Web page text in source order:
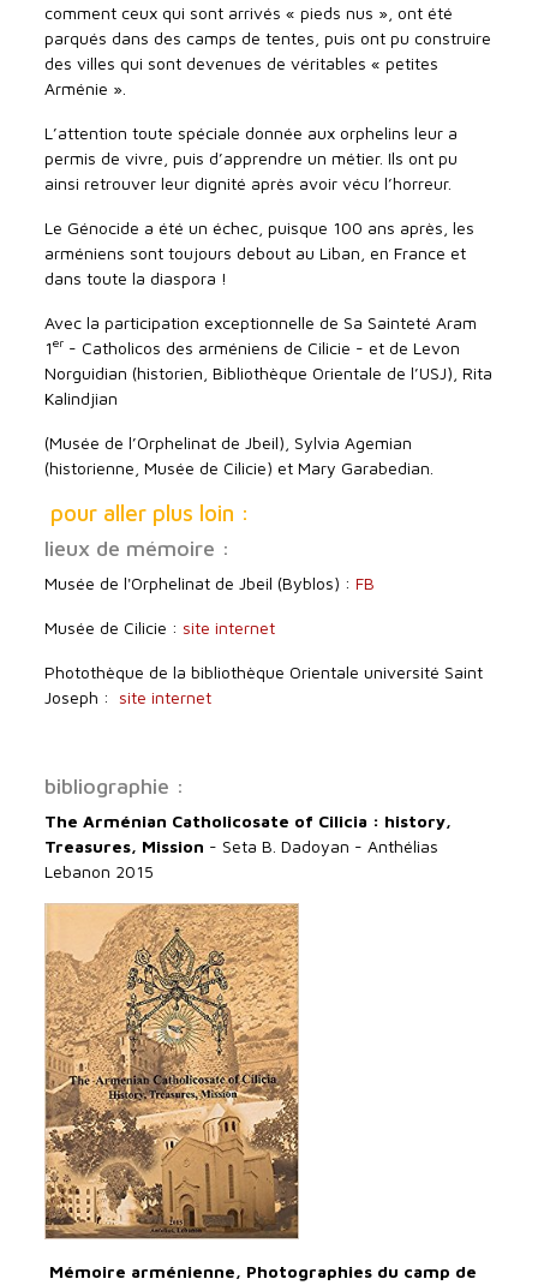
comment ceux qui sont arrivés « pieds nus », ont été
parqués dans des camps de tentes, puis ont pu construire
des villes qui sont devenues de véritables « petites
Arménie ».
L’attention toute spéciale donnée aux orphelins leur a
permis de vivre, puis d’apprendre un métier. Ils ont pu
ainsi retrouver leur dignité après avoir vécu l’horreur.
Le Génocide a été un échec, puisque 100 ans après, les
arméniens sont toujours debout au Liban, en France et
dans toute la diaspora !
Avec la participation exceptionnelle de Sa Sainteté Aram
1er - Catholicos des arméniens de Cilicie - et de Levon
Norguidian (historien, Bibliothèque Orientale de l’USJ), Rita
Kalindjian
(Musée de l’Orphelinat de Jbeil), Sylvia Agemian
(historienne, Musée de Cilicie) et Mary Garabedian.
pour aller plus loin :
lieux de mémoire :
Musée de l'Orphelinat de Jbeil (Byblos) :FB
Musée de Cilicie : site internet
Photothèque de la bibliothèque Orientale université Saint
Joseph : site internet
bibliographie :
The Arménian Catholicosate of Cilicia : history,
Treasures, Mission - Seta B. Dadoyan - Anthélias
Lebanon 2015
Mémoire arménienne, Photographies du camp de